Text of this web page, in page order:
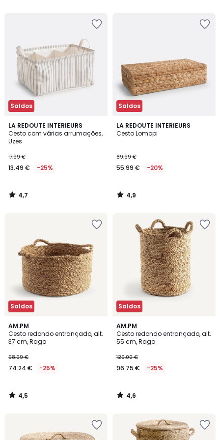
Saldos
LA REDOUTE INTERIEURS
Cesto com várias arrumações,
Uzes
17.99 €
13.49 € -25%
4,7
/ 5
4,7
/
Saldos
LA REDOUTE INTERIEURS
Cesto Lomopi
69.99 €
55.99 € -20%
4,9
/ 5
4,9
/
Saldos
AM.PM
Cesto redondo entrançado, alt.
37 cm, Raga
98.99 €
74.24 € -25%
4,5
/ 5
4,5
/
Saldos
AM.PM
Cesto redondo entrançado, alt.
55 cm, Raga
129.00 €
96.75 € -25%
4,6
/ 5
4,6
/